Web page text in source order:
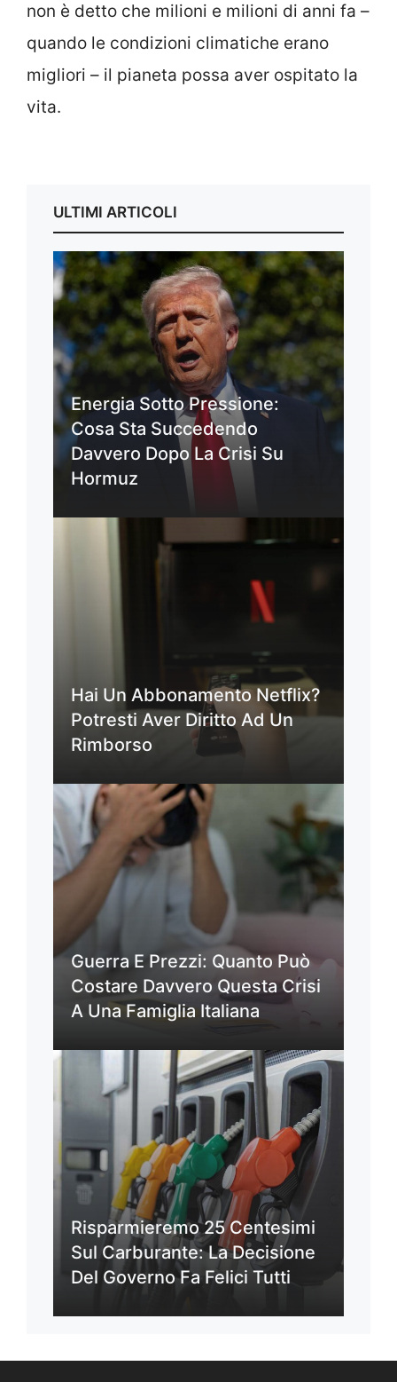
non è detto che milioni e milioni di anni fa –
quando le condizioni climatiche erano
migliori – il pianeta possa aver ospitato la
vita.
ULTIMI ARTICOLI
Energia Sotto Pressione:
Cosa Sta Succedendo
Davvero Dopo La Crisi Su
Hormuz
Hai Un Abbonamento Netflix?
Potresti Aver Diritto Ad Un
Rimborso
Guerra E Prezzi: Quanto Può
Costare Davvero Questa Crisi
A Una Famiglia Italiana
Risparmieremo 25 Centesimi
Sul Carburante: La Decisione
Del Governo Fa Felici Tutti